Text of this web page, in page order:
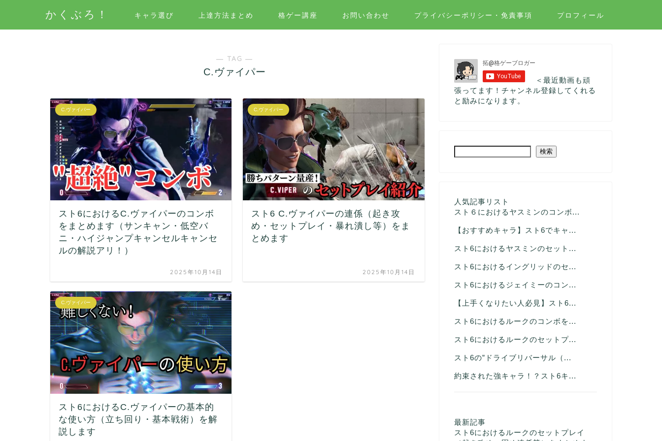
かくぶろ！ キャラ選び 上達方法まとめ 格ゲー講座 お問い合わせ プライバシーポリシー・免責事項 プロフィール
― TAG ―
C.ヴァイパー
C.ヴァイパー
スト6におけるC.ヴァイパーのコンボ
をまとめます（サンキャン・低空バ
ニ・ハイジャンプキャンセルキャンセ
ルの解説アリ！）
2025年10月14日
C.ヴァイパー
スト6 C.ヴァイパーの連係（起き攻
め・セットプレイ・暴れ潰し等）をま
とめます
2025年10月14日
C.ヴァイパー
スト6におけるC.ヴァイパーの基本的
な使い方（立ち回り・基本戦術）を解
説します
＜最近動画も頑
張ってます！チャンネル登録してくれる
と励みになります。
検索
人気記事リスト
スト６におけるヤスミンのコンボ...
【おすすめキャラ】スト6でキャ...
スト6におけるヤスミンのセット...
スト6におけるイングリッドのセ...
スト6におけるジェイミーのコン...
【上手くなりたい人必見】スト6...
スト6におけるルークのコンボを...
スト6におけるルークのセットプ...
スト6の”ドライブリバーサル（...
約束された強キャラ！？スト6キ...
最新記事
スト6におけるルークのセットプレイ